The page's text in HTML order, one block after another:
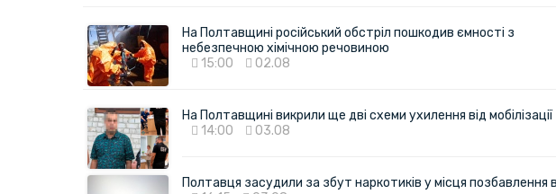
На Полтавщині російський обстріл пошкодив ємності з
небезпечною хімічною речовиною
15:00
02.08
На Полтавщині викрили ще дві схеми ухилення від мобілізації
14:00
03.08
Полтавця засудили за збут наркотиків у місця позбавлення